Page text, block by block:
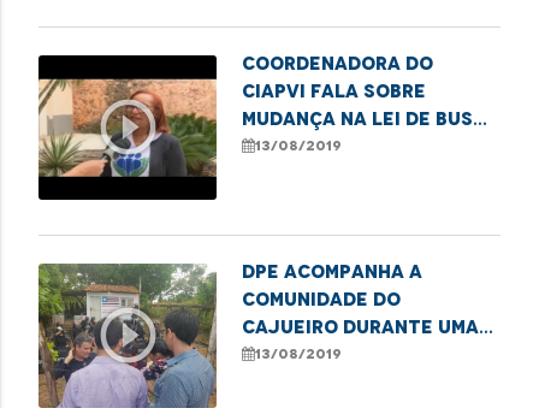
play_circle_outline
Coordenadora do
CIAPVI fala sobre
mudança na Lei de busca
de idosos
13/08/2019
play_circle_outline
DPE acompanha a
comunidade do
Cajueiro durante uma
ação de reintegração
13/08/2019